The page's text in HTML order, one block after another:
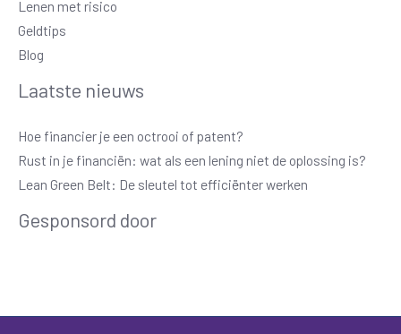
Lenen met risico
Geldtips
Blog
Laatste nieuws
Hoe financier je een octrooi of patent?
Rust in je financiën: wat als een lening niet de oplossing is?
Lean Green Belt: De sleutel tot efficiënter werken
Gesponsord door